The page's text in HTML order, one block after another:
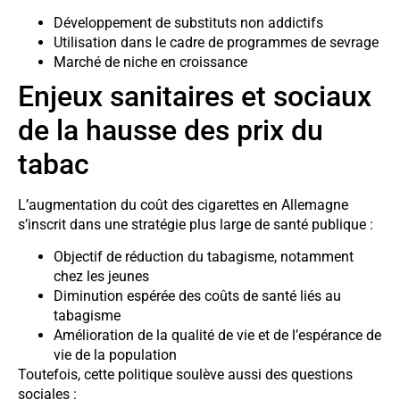
Développement de substituts non addictifs
Utilisation dans le cadre de programmes de sevrage
Marché de niche en croissance
Enjeux sanitaires et sociaux
de la hausse des prix du
tabac
L’augmentation du coût des cigarettes en Allemagne
s’inscrit dans une stratégie plus large de santé publique :
Objectif de réduction du tabagisme, notamment
chez les jeunes
Diminution espérée des coûts de santé liés au
tabagisme
Amélioration de la qualité de vie et de l’espérance de
vie de la population
Toutefois, cette politique soulève aussi des questions
sociales :